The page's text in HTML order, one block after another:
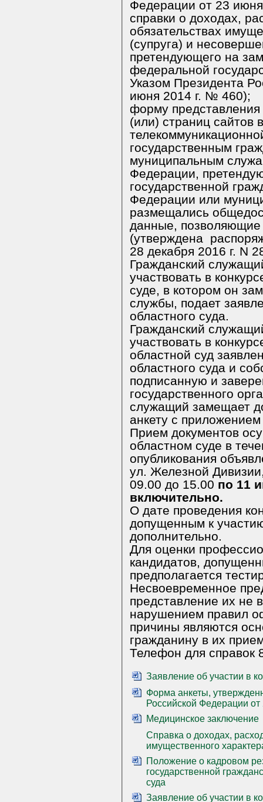
справки о доходах,
обязательствах
(супруга) и несовершеннолетних
претендующего на
федеральной государственной службы (утверждена
Указом Президента
июня 2014 г. № 460);
форму представления сведений об адресах сайтов и
(или) страниц сайтов
телекоммуникационной сети
государственным
муниципальным
Федерации, претендующим на
государственной
Федерации или муниципальной службы,
размещались
данные, позволяющие его идентифицировать
(утверждена
28
Гражданский
участвовать в
суде, в котором он замещает должность
службы, подает
областного суда.
Гражданский
участвовать в
областной суд заявление на имя
областного суда и
подписанную и заверенную кадровой службой
государственного
служащий замещает
анкету с
Прием документов
областном суде в
опубликования объявления
ул. Железной Дивизии,
09.00 до 15.00 по 11
включительно.
О дате проведения
допущенным к
дополнительно.
Для оценки
кандидатов,
Несвоевременное
представление их не
нарушением правил
причины являются
гражданину в их
Телефон для
Заявление об участии в
Форма анкеты,
Российской Федерации
Медицинское заключение
Справка о доходах,
имущественного
Положение о кадровом
государственной
суда
Заявление об участии в